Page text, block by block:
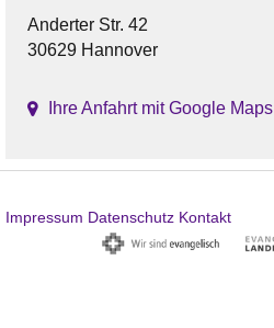
Anderter Str. 42
30629 Hannover
Ihre Anfahrt mit Google Maps
Impressum Datenschutz Kontakt